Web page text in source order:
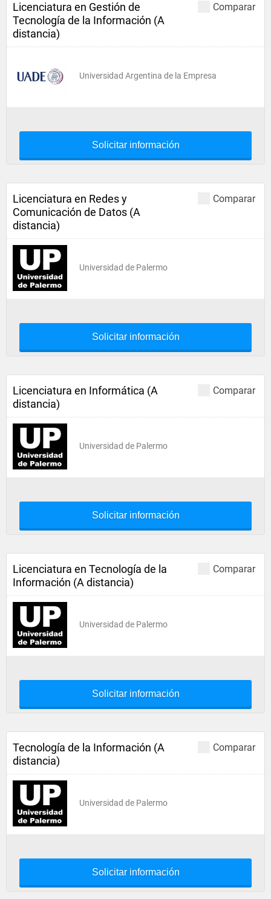
Comparar
Licenciatura en Gestión de
Tecnología de la Información (A
distancia)
Universidad Argentina de la Empresa
Solicitar información
Comparar
Licenciatura en Redes y
Comunicación de Datos (A
distancia)
Universidad de Palermo
Solicitar información
Comparar
Licenciatura en Informática (A
distancia)
Universidad de Palermo
Solicitar información
Comparar
Licenciatura en Tecnología de la
Información (A distancia)
Universidad de Palermo
Solicitar información
Comparar
Tecnología de la Información (A
distancia)
Universidad de Palermo
Solicitar información